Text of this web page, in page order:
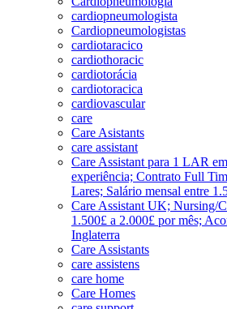
cardiopneumologista
Cardiopneumologistas
cardiotaracico
cardiothoracic
cardiotorácia
cardiotoracica
cardiovascular
care
Care Asistants
care assistant
Care Assistant para 1 LAR
experiência; Contrato Full
Lares; Salário mensal entre
Care Assistant UK; Nursing/
1.500£ a 2.000£ por mês;
Inglaterra
Care Assistants
care assistens
care home
Care Homes